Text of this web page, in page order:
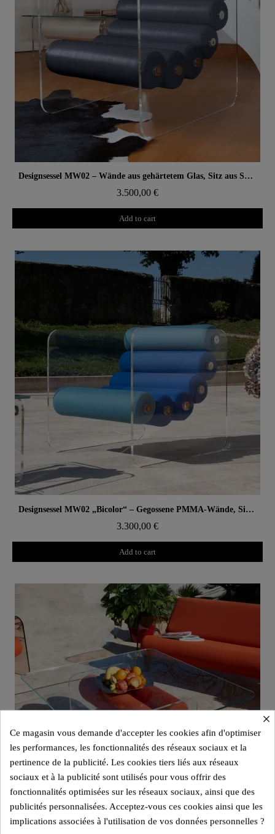
Aperçu rapide Designsessel MW02 – Wände aus gehärtetem Glas, Sitz aus Soshagro-Schaumstoff.
3.500,00 €
Add to cart
Aperçu rapide Designsessel MW02 „Bicolor“ – Gegossene PMMA-Wände, Sitz aus Alveolarschaum
3.300,00 €
Add to cart
×
Ce magasin vous demande d'accepter les cookies afin d'optimiser
les performances, les fonctionnalités des réseaux sociaux et la
pertinence de la publicité. Les cookies tiers liés aux réseaux
sociaux et à la publicité sont utilisés pour vous offrir des
fonctionnalités optimisées sur les réseaux sociaux, ainsi que des
publicités personnalisées. Acceptez-vous ces cookies ainsi que les
implications associées à l'utilisation de vos données personnelles ?